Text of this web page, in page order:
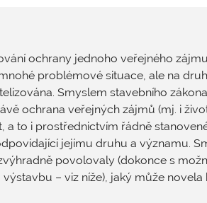
ochrany jednoho veřejného
problémové situace, ale na
Smyslem stavebního
ochrana veřejných zájmů (mj. i
a to i prostřednictvím řádně
jejímu druhu a významu.
povolovaly (dokonce s
– viz níže), jaký může